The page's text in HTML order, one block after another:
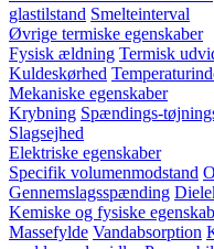
glastilstand Smelteinterval
Øvrige termiske egenskaber
Fysisk ældning Termisk
Kuldeskørhed
Mekaniske egenskaber
Krybning Spændings-
Slagsejhed
Elektriske egenskaber
Specifik volumenmodstand
Gennemslagsspænding
Kemiske og fysiske
Massefylde Vandabsorption